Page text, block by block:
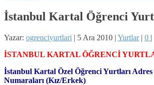
İstanbul Kartal Öğrenci
Yazar: ogrenciyurtlari | 5 Ara 2010 | Yurtlar| 0 |
İSTANBUL KARTAL ÖĞRENCİ
İstanbul Kartal Özel Öğrenci Yurtları Adres
Numaraları (Kız/Erkek)